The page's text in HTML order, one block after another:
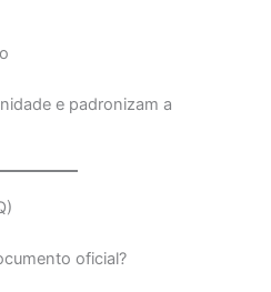
e padronizam a
oficial?